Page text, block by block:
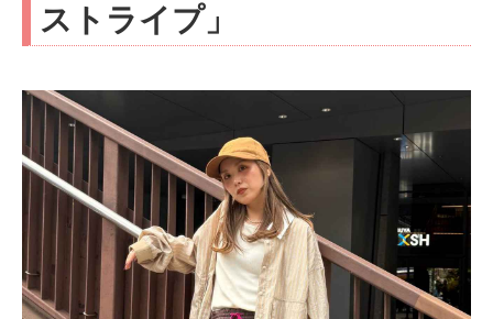
ストライプ」